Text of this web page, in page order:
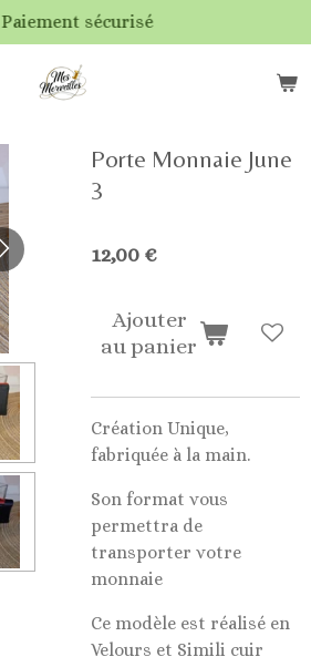
Paiement sécurisé
Porte Monnaie June
3
12,00 €
Ajouter
au panier
Création Unique,
fabriquée à la main.
Son format vous
permettra de
transporter votre
monnaie
Ce modèle est réalisé en
Velours et Simili cuir